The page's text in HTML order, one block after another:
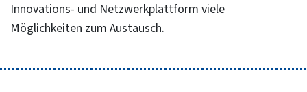
Innovations- und Netzwerkplattform viele
Möglichkeiten zum Austausch.